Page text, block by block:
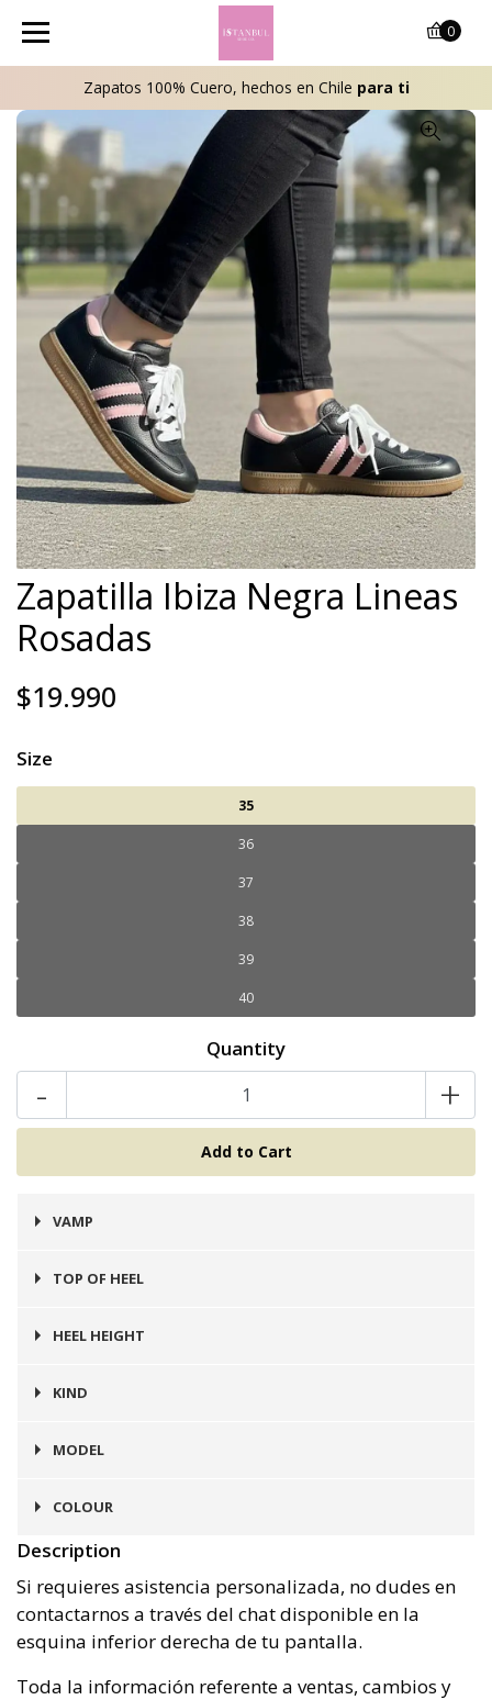
Zapatos 100% Cuero, hechos en Chile para ti
0
Zapatilla Ibiza Negra Lineas
Rosadas
$19.990
Size
35
36
37
38
39
40
Quantity
- +
VAMP
Cuero
TOP OF HEEL
Goma
HEEL HEIGHT
3 cms
KIND
Zapatilla
MODEL
Ibiza
COLOUR
Negro
Description
Si requieres asistencia personalizada, no dudes en
contactarnos a través del chat disponible en la
esquina inferior derecha de tu pantalla.
Toda la información referente a ventas, cambios y